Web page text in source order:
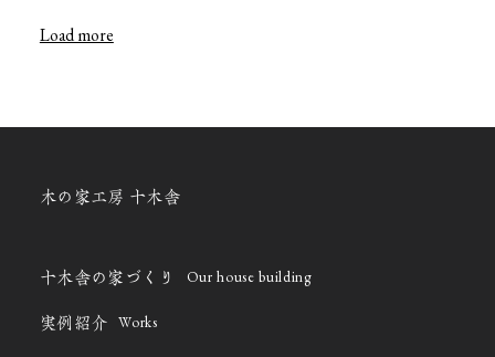
Load more
木の家工房 十木舎
十木舎の家づくり Our house building
実例紹介 Works